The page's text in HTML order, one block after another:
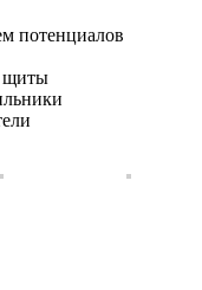
потенциалов
щиты